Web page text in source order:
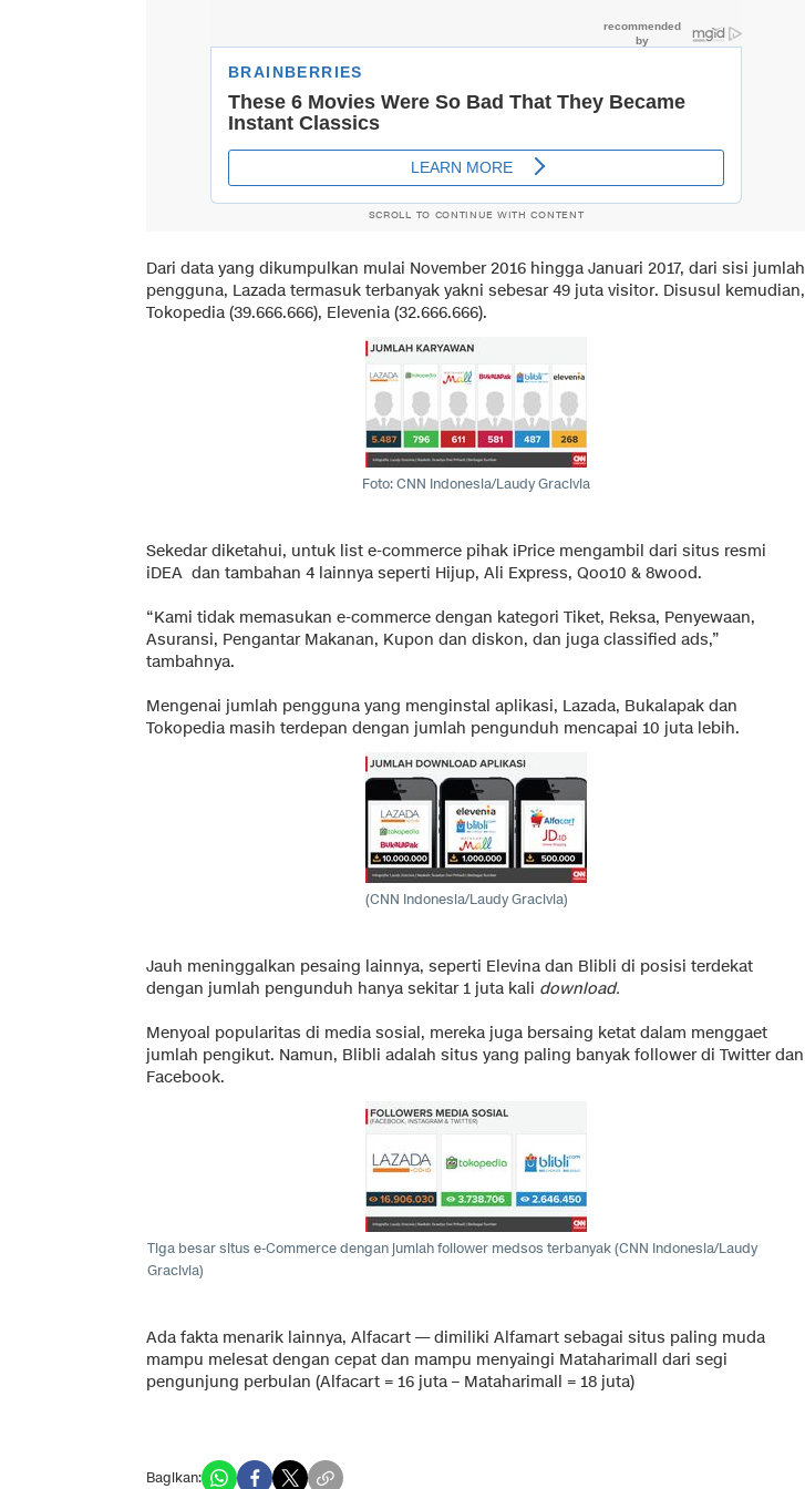
SCROLL TO CONTINUE WITH CONTENT
Dari data yang dikumpulkan mulai November 2016 hingga Januari 2017, dari sisi jumlah
pengguna, Lazada termasuk terbanyak yakni sebesar 49 juta visitor. Disusul kemudian,
Tokopedia (39.666.666), Elevenia (32.666.666).
Foto: CNN Indonesia/Laudy Gracivia
Sekedar diketahui, untuk list e-commerce pihak iPrice mengambil dari situs resmi
iDEA dan tambahan 4 lainnya seperti Hijup, Ali Express, Qoo10 & 8wood.
“Kami tidak memasukan e-commerce dengan kategori Tiket, Reksa, Penyewaan,
Asuransi, Pengantar Makanan, Kupon dan diskon, dan juga classified ads,”
tambahnya.
Mengenai jumlah pengguna yang menginstal aplikasi, Lazada, Bukalapak dan
Tokopedia masih terdepan dengan jumlah pengunduh mencapai 10 juta lebih.
(CNN Indonesia/Laudy Gracivia)
Jauh meninggalkan pesaing lainnya, seperti Elevina dan Blibli di posisi terdekat
dengan jumlah pengunduh hanya sekitar 1 juta kali download.
Menyoal popularitas di media sosial, mereka juga bersaing ketat dalam menggaet
jumlah pengikut. Namun, Blibli adalah situs yang paling banyak follower di Twitter dan
Facebook.
Tiga besar situs e-Commerce dengan jumlah follower medsos terbanyak (CNN Indonesia/Laudy
Gracivia)
Ada fakta menarik lainnya, Alfacart — dimiliki Alfamart sebagai situs paling muda
mampu melesat dengan cepat dan mampu menyaingi Mataharimall dari segi
pengunjung perbulan (Alfacart = 16 juta – Mataharimall = 18 juta)
Bagikan: